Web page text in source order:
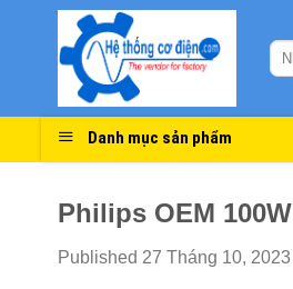
Danh mục sản phẩm
Philips OEM 100W
Published 27 Tháng 10, 2023